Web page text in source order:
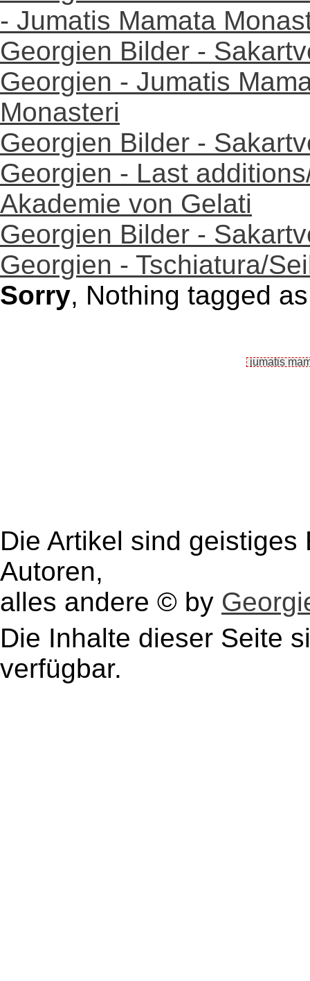
- Jumatis Mamata
Georgien Bilder -
Georgien - Jumatis
Monasteri
Georgien Bilder -
Georgien - Last
Akademie von Gelati
Georgien Bilder -
Georgien - Tschiatura/
Sorry, Nothing tagged
Die Artikel sind
Autoren,
alles andere © by
Die Inhalte dieser Seite
verfügbar.